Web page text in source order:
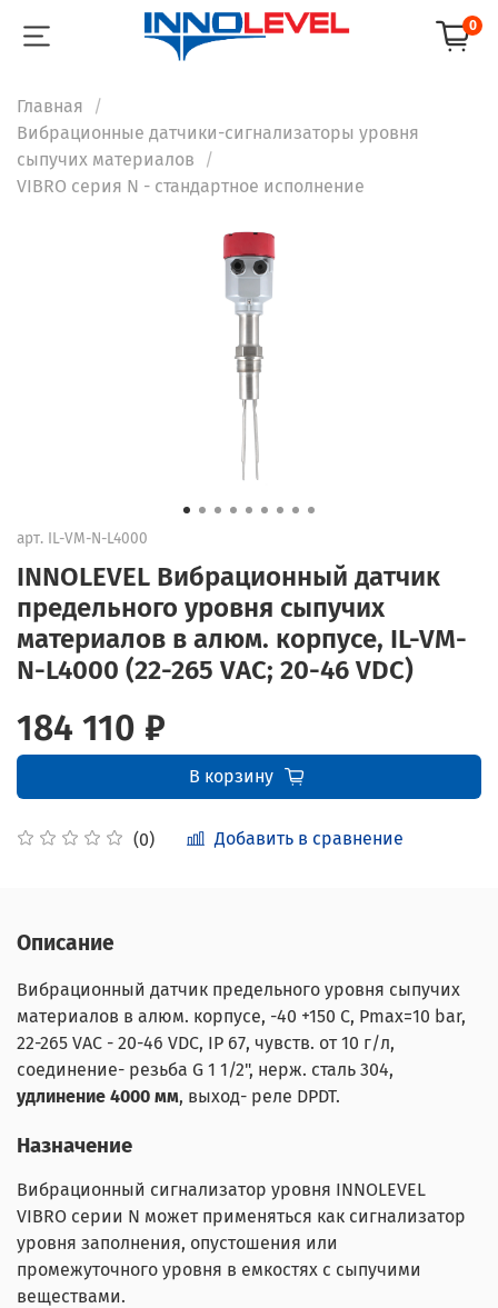
0
Главная
Вибрационные датчики-сигнализаторы уровня
сыпучих материалов
VIBRO серия N - стандартное исполнение
арт. IL-VM-N-L4000
INNOLEVEL Вибрационный датчик
предельного уровня сыпучих
материалов в алюм. корпусе, IL-VM-
N-L4000 (22-265 VAC; 20-46 VDC)
(0) Добавить в сравнение
184 110 ₽
В корзину
Описание
Вибрационный датчик предельного уровня сыпучих
материалов в алюм. корпусе, -40 +150 С, Pmax=10 bar,
22-265 VAC - 20-46 VDC, IP 67, чувств. от 10 г/л,
соединение- резьба G 1 1/2", нерж. сталь 304,
удлинение 4000 мм, выход- реле DPDT.
Назначение
Вибрационный сигнализатор уровня INNOLEVEL
VIBRO серии N может применяться как сигнализатор
уровня заполнения, опустошения или
промежуточного уровня в емкостях с сыпучими
веществами.